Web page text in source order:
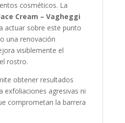
cosméticos. La
Cream – Vagheggi
actuar sobre este punto
una renovación
visiblemente el
rostro.
obtener resultados
exfoliaciones agresivas ni
comprometan la barrera